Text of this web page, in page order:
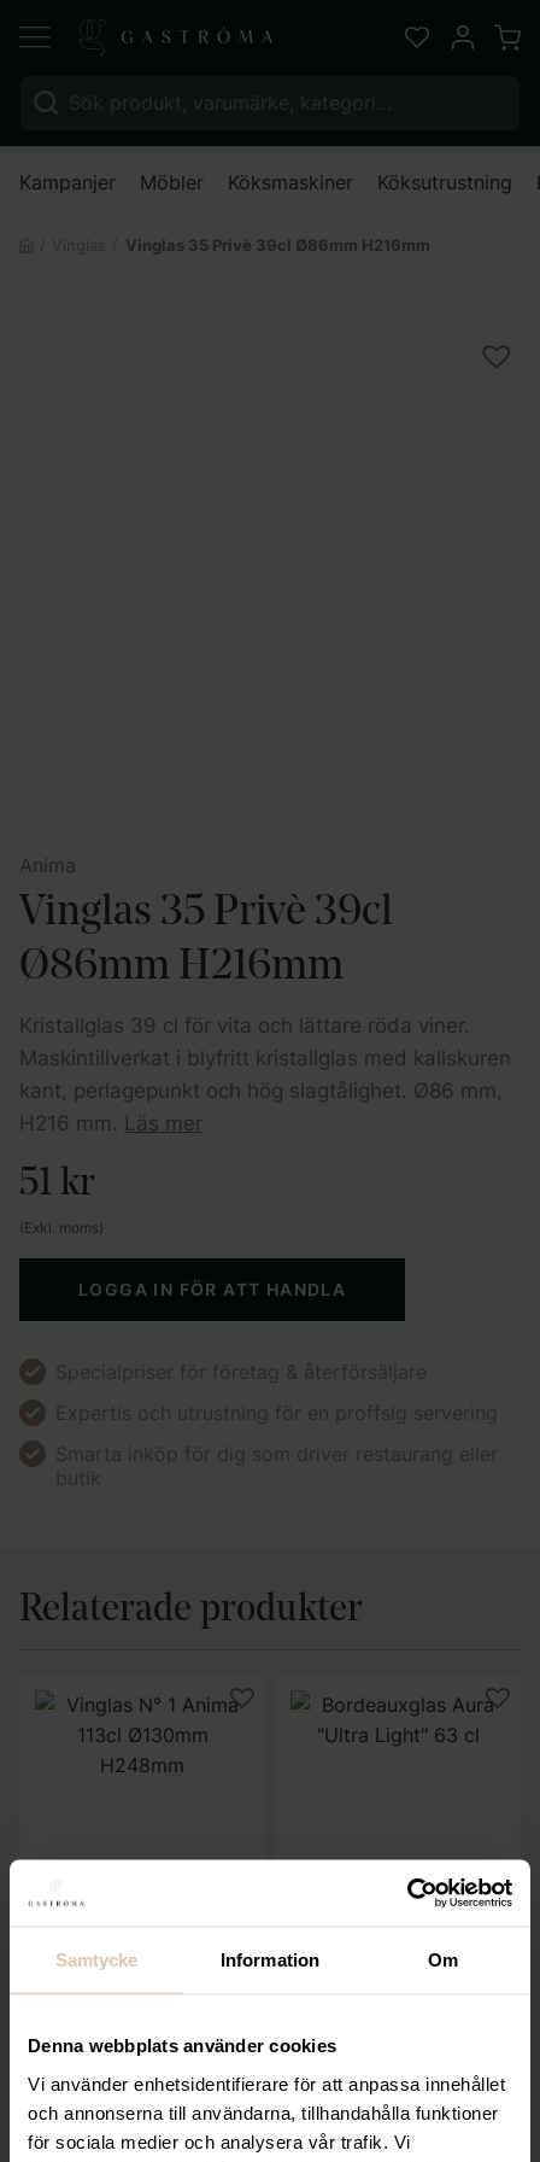
Samtycke Information Om
Denna webbplats använder cookies
Vi använder enhetsidentifierare för att anpassa innehållet
och annonserna till användarna, tillhandahålla funktioner
för sociala medier och analysera vår trafik. Vi
Sök efter:
Favoriter
Mitt
Kampanjer Möbler Köksmaskiner Köksutrustning
Vinglas 35 Privè 39cl Ø86mm H216mm
Anima
Vinglas 35 Privè 39cl
Ø86mm H216mm
Kristallglas 39 cl för vita och lättare röda viner.
Maskintillverkat i blyfritt kristallglas med kallskuren
kant, perlagepunkt och hög slagtålighet. Ø86 mm,
H216 mm. Läs mer
51 kr
(Exkl. moms)
LOGGA IN FÖR ATT HANDLA
Specialpriser för företag & återförsäljare
Expertis och utrustning för en proffsig servering
Smarta inköp för dig som driver restaurang eller
butik
Relaterade produkter
Vinglas N° 1 Anima
H248mm
949kr
KÖP
Anima
Bordeauxglas Aura
KÖP